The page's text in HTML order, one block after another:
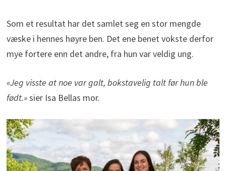
Som et resultat har det samlet seg en stor mengde
væske i hennes høyre ben. Det ene benet vokste derfor
mye fortere enn det andre, fra hun var veldig ung.
«Jeg visste at noe var galt, bokstavelig talt før hun ble
født.»sier Isa Bellas mor.